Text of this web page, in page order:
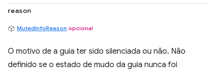
reason
MutedInfoReason opcional
O motivo de a guia ter sido silenciada ou não. Não
definido se o estado de mudo da guia nunca foi